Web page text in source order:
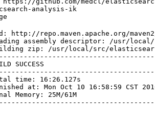
analysis-ik
http://repo.maven.apache.org/
assembly descriptor: /usr/
zip: /usr/local/src/
SUCCESS
time: 16:26.127s
at: Mon Oct 10 16:58:59 CST
Memory: 25M/61M